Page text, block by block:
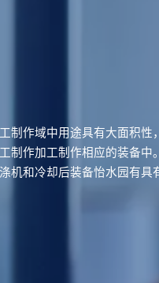
制作域中用途具有大面积性
制作加工制作相应的装备中
机和冷却后装备怡水园有具